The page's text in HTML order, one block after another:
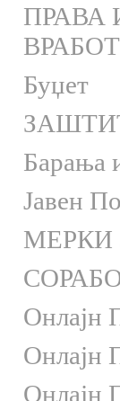
ПРАВА
Буџет
Барања
Јавен
МЕРКИ
Онлaјн
Онлаjн
Онлаjн